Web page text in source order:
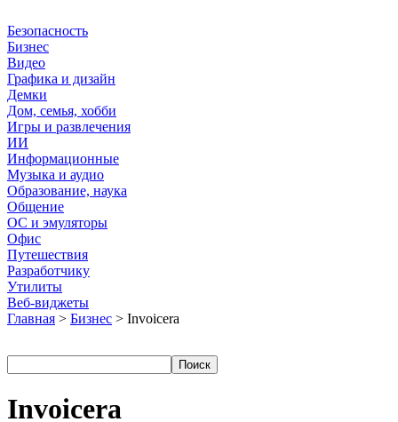
Безопасность
Бизнес
Видео
Графика и дизайн
Демки
Дом, семья, хобби
Игры и развлечения
ИИ
Информационные
Музыка и аудио
Образование, наука
Общение
ОС и эмуляторы
Офис
Путешествия
Разработчику
Утилиты
Веб-виджеты
Главная > Бизнес > Invoicera
Invoicera